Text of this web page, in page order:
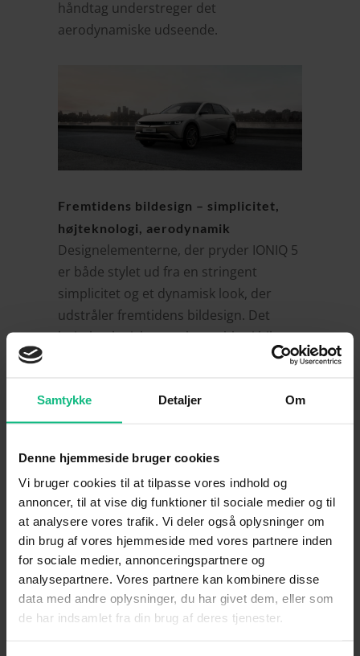
Samtykke Detaljer Om
Denne hjemmeside bruger cookies
Vi bruger cookies til at tilpasse vores indhold og
annoncer, til at vise dig funktioner til sociale medier og til
at analysere vores trafik. Vi deler også oplysninger om
din brug af vores hjemmeside med vores partnere inden
for sociale medier, annonceringspartnere og
analysepartnere. Vores partnere kan kombinere disse
data med andre oplysninger, du har givet dem, eller som
de har indsamlet fra din brug af deres tjenester.
håndtag understreger det
aerodynamiske udseende.
Fremtidens bildesign – simplicitet,
højteknologi, aerodynamik
Designelementerne, der pryder IONIQ 5
er både stylet ud fra en stringent
simplicitet og et dynamisk look, der
udstråler fremtidens bildesign. Det
højteknologiske aspekt ses bl.a. i bilens
karakteristiske LED-forlygter. Når man
iagttager den nye IONIQ 5 kan man ret
bilens design, og det er langtfra en
tilfældighed. Konstruktionen er nøje
udviklet af Hyundai til at mindske
vindmodstand. Af særskilte elementer,
der støtter dette, er f.eks. de aktive
frontmonterede luftindtag og
bagspoileren, der er med til at
intensivere bilens ydeevne.